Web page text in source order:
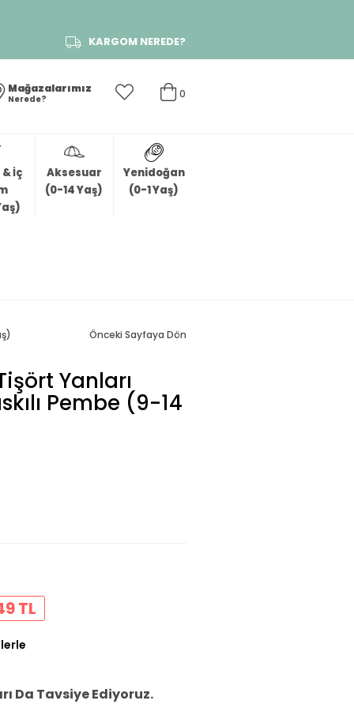
KARGOM NEREDE?
0
Mağazalarımız
Nerede?
İç
Aksesuar
(0-14 Yaş)
Yenidoğan
(0-1 Yaş)
Önceki Sayfaya Dön
Yanları
Pembe (9-14
TL
Da Tavsiye Ediyoruz.